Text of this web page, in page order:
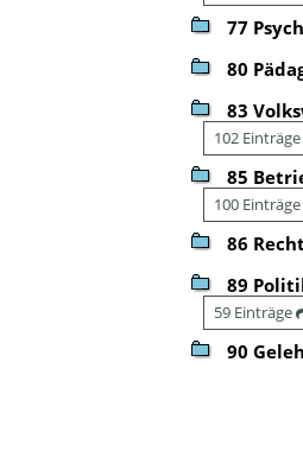
77
80
83
102 Einträge
85
100 Einträge
86 Recht
89
59 Einträge
90